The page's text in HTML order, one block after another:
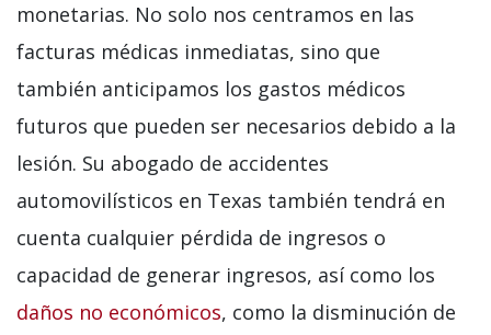
monetarias. No solo nos centramos en las
facturas médicas inmediatas, sino que
también anticipamos los gastos médicos
futuros que pueden ser necesarios debido a la
lesión. Su abogado de accidentes
automovilísticos en Texas también tendrá en
cuenta cualquier pérdida de ingresos o
capacidad de generar ingresos, así como los
daños no económicos, como la disminución de